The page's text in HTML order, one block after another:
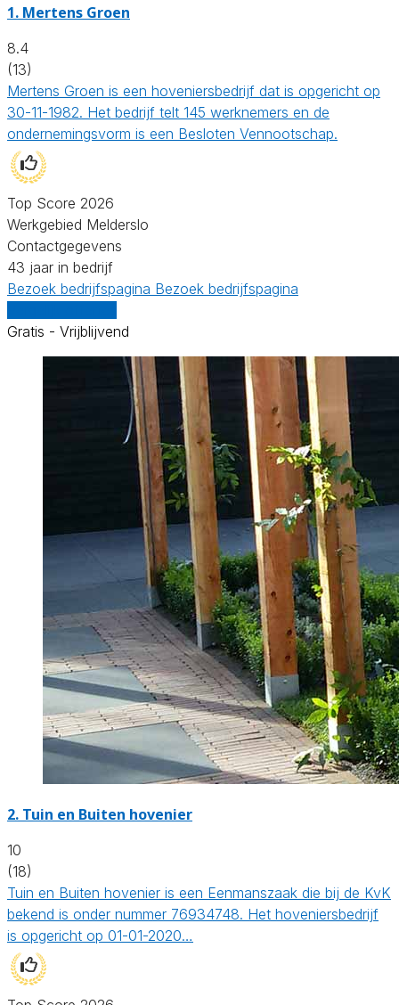
1. Mertens Groen
8.4
(13)
Mertens Groen is een hoveniersbedrijf dat is opgericht op
30-11-1982. Het bedrijf telt 145 werknemers en de
ondernemingsvorm is een Besloten Vennootschap.
Top Score 2026
Werkgebied Melderslo
Contactgegevens
43 jaar in bedrijf
Bezoek bedrijfspagina Bezoek bedrijfspagina
Gratis - Vrijblijvend
2. Tuin en Buiten hovenier
10
(18)
Tuin en Buiten hovenier is een Eenmanszaak die bij de KvK
bekend is onder nummer 76934748. Het hoveniersbedrijf
is opgericht op 01-01-2020…